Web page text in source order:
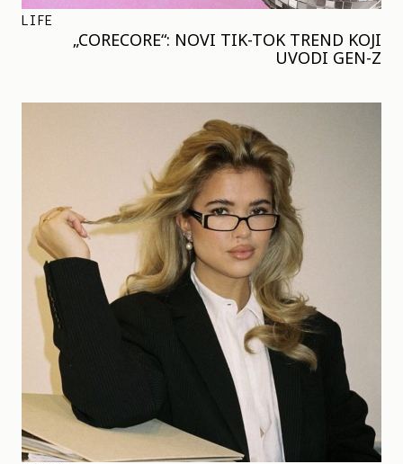
LIFE
„CORECORE“: NOVI TIK-TOK TREND KOJI
UVODI GEN-Z